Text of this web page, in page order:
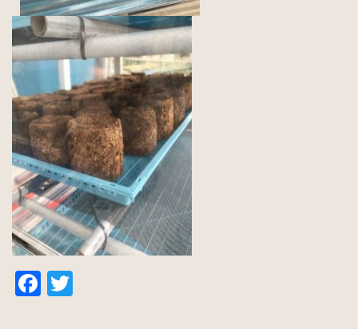
Facebook